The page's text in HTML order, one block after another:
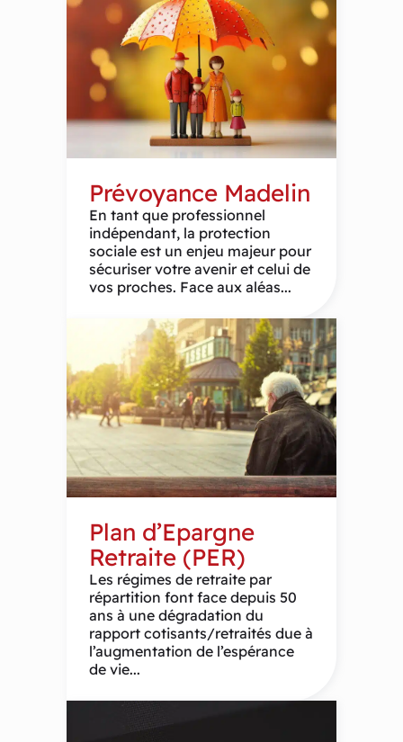
Prévoyance Madelin
En tant que professionnel
indépendant, la protection
sociale est un enjeu majeur pour
sécuriser votre avenir et celui de
vos proches. Face aux aléas...
Plan d’Epargne
Retraite (PER)
Les régimes de retraite par
répartition font face depuis 50
ans à une dégradation du
rapport cotisants/retraités due à
l’augmentation de l’espérance
de vie...